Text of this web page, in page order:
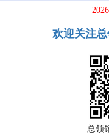
·
欢迎关注
总领